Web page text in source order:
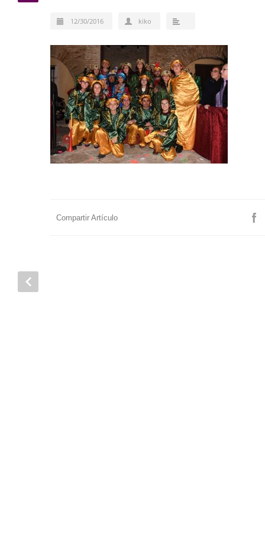
12/30/2016 kiko
Compartir Artículo